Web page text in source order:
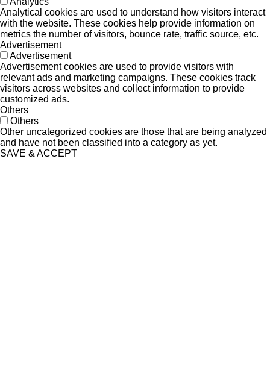
Analytical cookies are used to understand how visitors interact
with the website. These cookies help provide information on
metrics the number of visitors, bounce rate, traffic source, etc.
Advertisement
Advertisement
Advertisement cookies are used to provide visitors with
relevant ads and marketing campaigns. These cookies track
visitors across websites and collect information to provide
customized ads.
Others
Others
Other uncategorized cookies are those that are being analyzed
and have not been classified into a category as yet.
SAVE & ACCEPT